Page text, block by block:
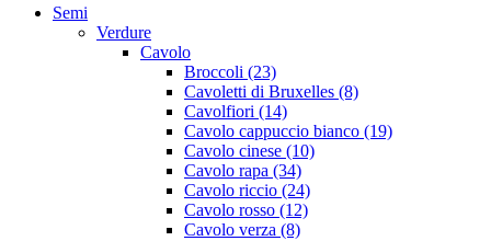
Semi
Verdure
Cavolo
Broccoli (23)
Cavoletti di Bruxelles (8)
Cavolfiori (14)
Cavolo cappuccio bianco (19)
Cavolo cinese (10)
Cavolo rapa (34)
Cavolo riccio (24)
Cavolo rosso (12)
Cavolo verza (8)